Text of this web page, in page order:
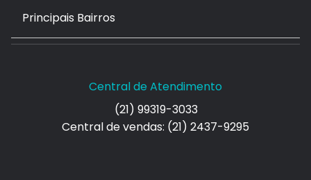
Principais Bairros
Central de Atendimento
(21) 99319-3033
Central de vendas: (21) 2437-9295